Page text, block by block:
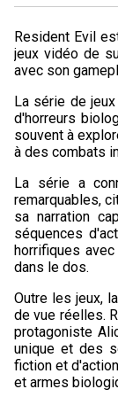
Resident Evil
jeux vidéo de
avec son
La série de
d'horreurs
souvent à
à des combats
La série a
remarquables,
sa narration
séquences
horrifiques
dans le dos.
Outre les jeux,
de vue réelles.
protagoniste
unique et des
fiction et
et armes